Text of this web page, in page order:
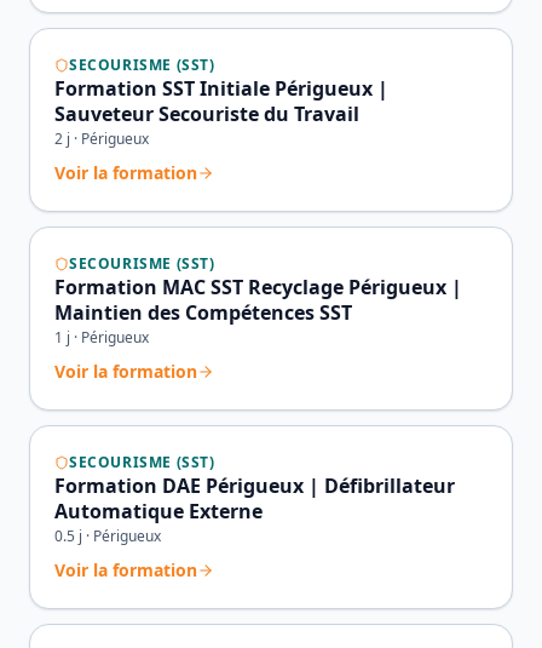
SECOURISME (SST)
Formation SST Initiale Périgueux |
Sauveteur Secouriste du Travail
2 j · Périgueux
Voir la formation
SECOURISME (SST)
Formation MAC SST Recyclage Périgueux |
Maintien des Compétences SST
1 j · Périgueux
Voir la formation
SECOURISME (SST)
Formation DAE Périgueux | Défibrillateur
Automatique Externe
0.5 j · Périgueux
Voir la formation